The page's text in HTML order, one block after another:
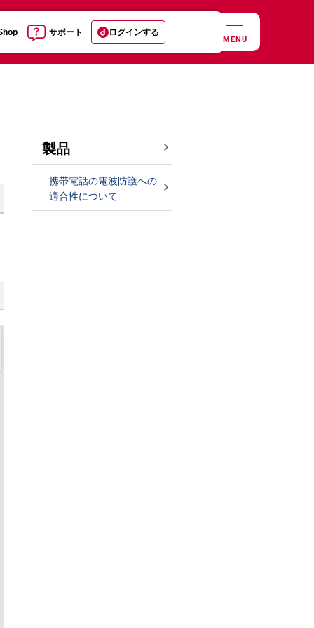
サポート ログインする
MENU
製品
携帯電話の電波防護への
適合性について